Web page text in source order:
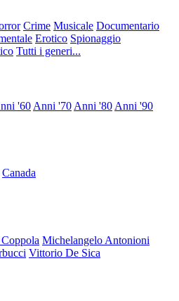
Crime Musicale Documentario
Erotico Spionaggio
Tutti i generi...
'60 Anni '70 Anni '80 Anni '90
Canada
Michelangelo Antonioni
Vittorio De Sica